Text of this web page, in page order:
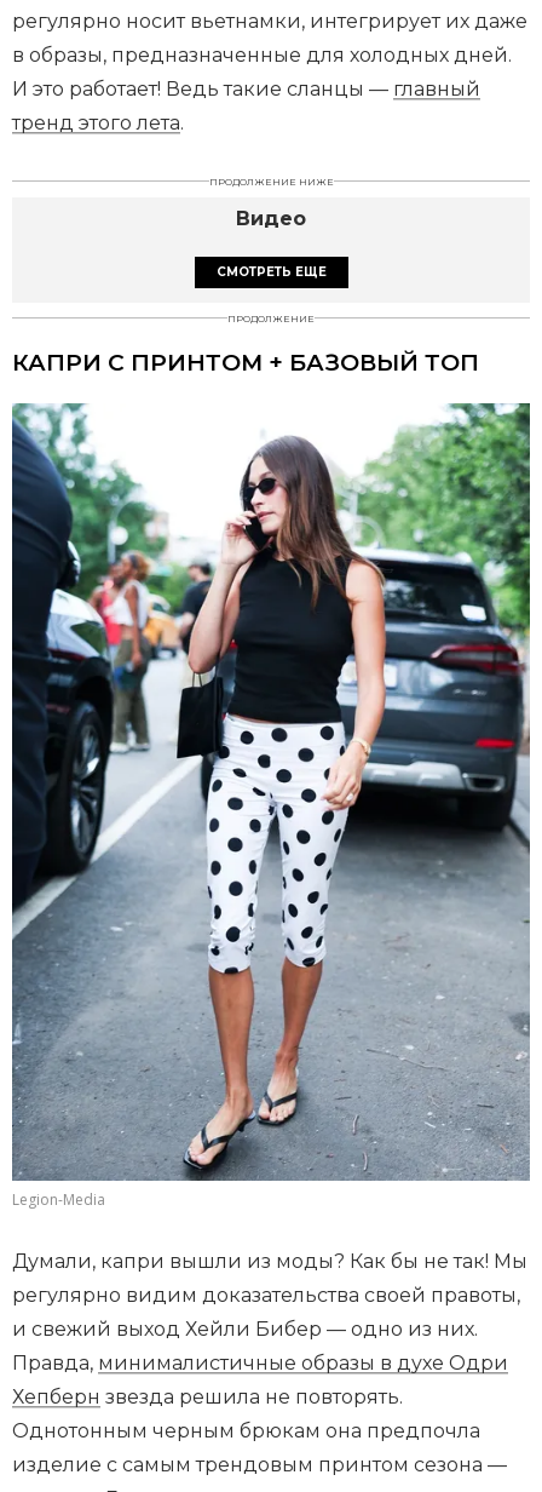
регулярно носит вьетнамки, интегрирует их даже
в образы, предназначенные для холодных дней.
И это работает! Ведь такие сланцы — главный
тренд этого лета.
ПРОДОЛЖЕНИЕ НИЖЕ
Видео
СМОТРЕТЬ ЕЩЕ
ПРОДОЛЖЕНИЕ
КАПРИ С ПРИНТОМ + БАЗОВЫЙ ТОП
Legion-Media
Думали, капри вышли из моды? Как бы не так! Мы
регулярно видим доказательства своей правоты,
и свежий выход Хейли Бибер — одно из них.
Правда, минималистичные образы в духе Одри
Хепберн звезда решила не повторять.
Однотонным черным брюкам она предпочла
изделие с самым трендовым принтом сезона —